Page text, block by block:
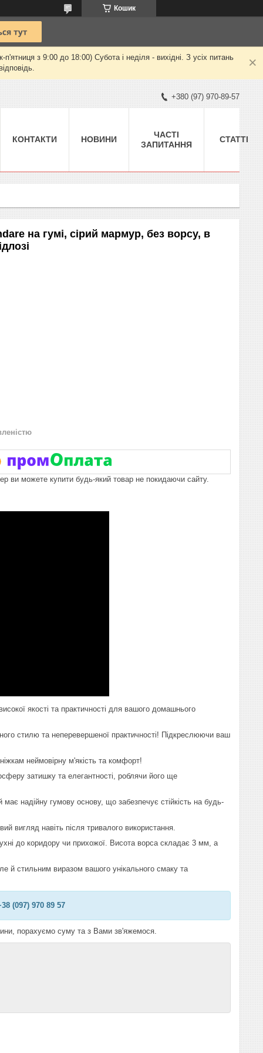
Кошик
з 9:00 до 18:00) Субота і неділя - вихідні. З усіх питань
+380 (97) 970-89-57
КОНТАКТИ НОВИНИ
ЧАСТІ
ЗАПИТАННЯ
СТАТТІ
на гумі, сірий мармур, без ворсу, в
ви можете купити будь-який товар не покидаючи сайту.
якості та практичності для вашого домашнього
стилю та неперевершеної практичності! Підкреслюючи ваш
неймовірну м'якість та комфорт!
затишку та елегантності, роблячи його ще
надійну гумову основу, що забезпечує стійкість на будь-
вигляд навіть після тривалого використання.
до коридору чи прихожої. Висота ворса складає 3 мм, а
й стильним виразом вашого унікального смаку та
(097) 970 89 57
порахуємо суму та з Вами зв'яжемося.